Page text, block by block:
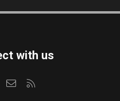
with us
FacebookKontaktirajte nas